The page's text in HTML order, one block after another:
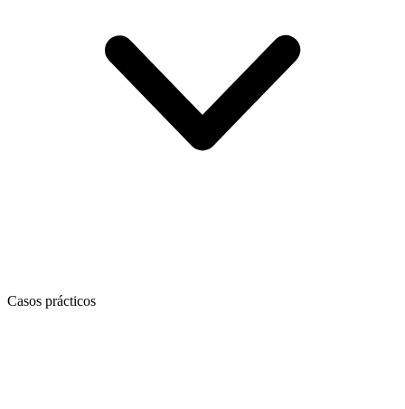
Casos prácticos